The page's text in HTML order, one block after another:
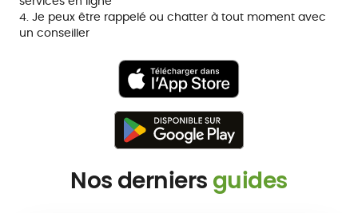
4. Je peux être rappelé ou chatter à tout moment avec
un conseiller
Nos derniers guides